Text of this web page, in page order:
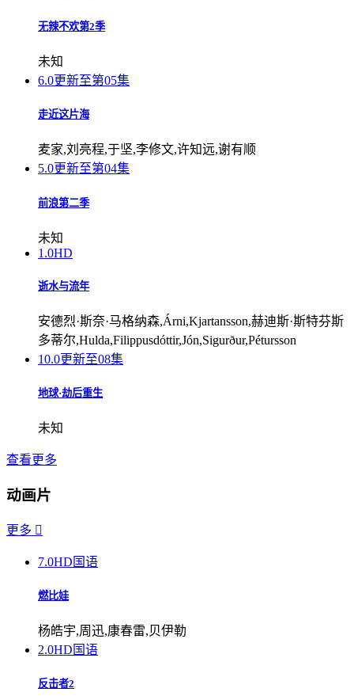
无辣不欢第2季
未知
6.0更新至第05集
走近这片海
麦家,刘亮程,于坚,李修文,许知远,谢有顺
5.0更新至第04集
前浪第二季
未知
1.0HD
逝水与流年
安德烈·斯奈·马格纳森,Árni,Kjartansson,赫迪斯·斯特芬斯
多蒂尔,Hulda,Filippusdóttir,Jón,Sigurður,Pétursson
10.0更新至08集
地球·劫后重生
未知
查看更多
动画片
更多 
7.0HD国语
燃比娃
杨皓宇,周迅,康春雷,贝伊勒
2.0HD国语
反击者2